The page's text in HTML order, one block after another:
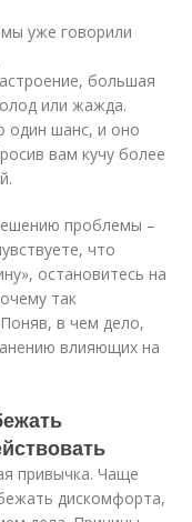
уже говорили
большая
или жажда.
один шанс, и оно
вам кучу более
проблемы –
что
остановитесь на
так
в чем дело,
влияющих на
привычка. Чаще
дискомфорта,